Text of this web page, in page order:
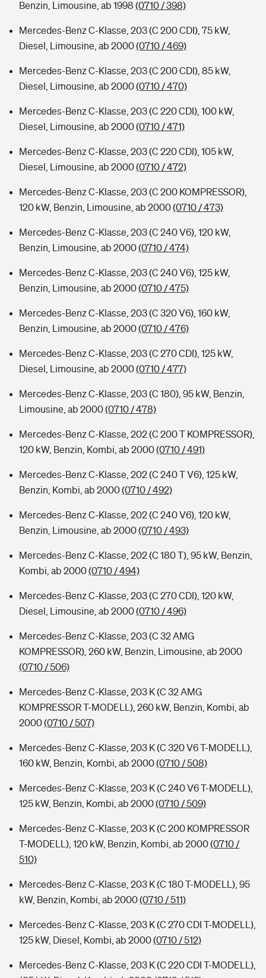
Benzin, Limousine, ab 1998 (0710 / 398)
Mercedes-Benz C-Klasse, 203 (C 200 CDI), 75 kW,
Diesel, Limousine, ab 2000(0710 / 469)
Mercedes-Benz C-Klasse, 203 (C 200 CDI), 85 kW,
Diesel, Limousine, ab 2000(0710 / 470)
Mercedes-Benz C-Klasse, 203 (C 220 CDI), 100 kW,
Diesel, Limousine, ab 2000(0710 / 471)
Mercedes-Benz C-Klasse, 203 (C 220 CDI), 105 kW,
Diesel, Limousine, ab 2000(0710 / 472)
Mercedes-Benz C-Klasse, 203 (C 200 KOMPRESSOR),
120 kW, Benzin, Limousine, ab 2000(0710 / 473)
Mercedes-Benz C-Klasse, 203 (C 240 V6), 120 kW,
Benzin, Limousine, ab 2000(0710 / 474)
Mercedes-Benz C-Klasse, 203 (C 240 V6), 125 kW,
Benzin, Limousine, ab 2000(0710 / 475)
Mercedes-Benz C-Klasse, 203 (C 320 V6), 160 kW,
Benzin, Limousine, ab 2000(0710 / 476)
Mercedes-Benz C-Klasse, 203 (C 270 CDI), 125 kW,
Diesel, Limousine, ab 2000(0710 / 477)
Mercedes-Benz C-Klasse, 203 (C 180), 95 kW, Benzin,
Limousine, ab 2000(0710 / 478)
Mercedes-Benz C-Klasse, 202 (C 200 T KOMPRESSOR),
120 kW, Benzin, Kombi, ab 2000(0710 / 491)
Mercedes-Benz C-Klasse, 202 (C 240 T V6), 125 kW,
Benzin, Kombi, ab 2000(0710 / 492)
Mercedes-Benz C-Klasse, 202 (C 240 V6), 120 kW,
Benzin, Limousine, ab 2000(0710 / 493)
Mercedes-Benz C-Klasse, 202 (C 180 T), 95 kW, Benzin,
Kombi, ab 2000(0710 / 494)
Mercedes-Benz C-Klasse, 203 (C 270 CDI), 120 kW,
Diesel, Limousine, ab 2000(0710 / 496)
Mercedes-Benz C-Klasse, 203 (C 32 AMG
KOMPRESSOR), 260 kW, Benzin, Limousine, ab 2000
(0710 / 506)
Mercedes-Benz C-Klasse, 203 K (C 32 AMG
KOMPRESSOR T-MODELL), 260 kW, Benzin, Kombi, ab
2000(0710 / 507)
Mercedes-Benz C-Klasse, 203 K (C 320 V6 T-MODELL),
160 kW, Benzin, Kombi, ab 2000(0710 / 508)
Mercedes-Benz C-Klasse, 203 K (C 240 V6 T-MODELL),
125 kW, Benzin, Kombi, ab 2000(0710 / 509)
Mercedes-Benz C-Klasse, 203 K (C 200 KOMPRESSOR
T-MODELL), 120 kW, Benzin, Kombi, ab 2000(0710 /
510)
Mercedes-Benz C-Klasse, 203 K (C 180 T-MODELL), 95
kW, Benzin, Kombi, ab 2000(0710 / 511)
Mercedes-Benz C-Klasse, 203 K (C 270 CDI T-MODELL),
125 kW, Diesel, Kombi, ab 2000(0710 / 512)
Mercedes-Benz C-Klasse, 203 K (C 220 CDI T-MODELL),